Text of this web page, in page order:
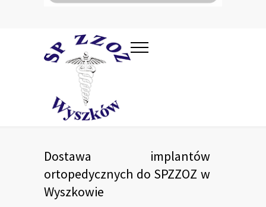
Dostawa implantów
ortopedycznych do SPZZOZ w
Wyszkowie